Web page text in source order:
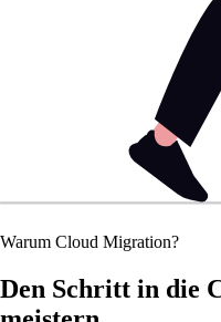
Warum Cloud Migration?
Den Schritt in die